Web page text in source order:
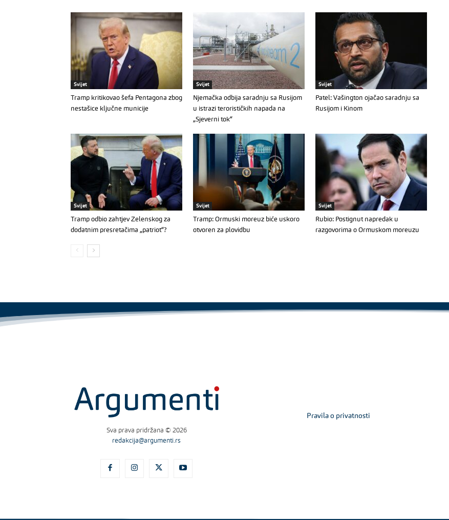
Svijet
Tramp kritikovao šefa Pentagona zbog
nestašice ključne municije
Svijet
Njemačka odbija saradnju sa Rusijom
u istrazi terorističkih napada na
„Sjeverni tok“
Svijet
Patel: Vašington ojačao saradnju sa
Rusijom i Kinom
Svijet
Tramp odbio zahtjev Zelenskog za
dodatnim presretačima „patriot“?
Svijet
Tramp: Ormuski moreuz biće uskoro
otvoren za plovidbu
Svijet
Rubio: Postignut napredak u
razgovorima o Ormuskom moreuzu
Sva prava pridržana © 2026
redakcija@argumenti.rs
Pravila o privatnosti